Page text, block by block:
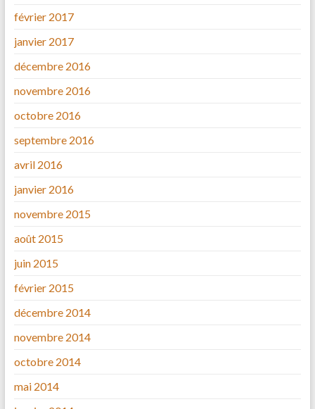
février 2017
janvier 2017
décembre 2016
novembre 2016
octobre 2016
septembre 2016
avril 2016
janvier 2016
novembre 2015
août 2015
juin 2015
février 2015
décembre 2014
novembre 2014
octobre 2014
mai 2014